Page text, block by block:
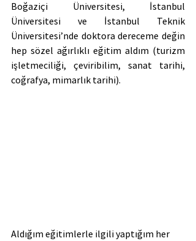
Boğaziçi Üniversitesi, İstanbul
Üniversitesi ve İstanbul Teknik
Üniversitesi’nde doktora dereceme değin
hep sözel ağırlıklı eğitim aldım (turizm
işletmeciliği, çeviribilim, sanat tarihi,
coğrafya, mimarlık tarihi).
Aldığım eğitimlerle ilgili yaptığım her